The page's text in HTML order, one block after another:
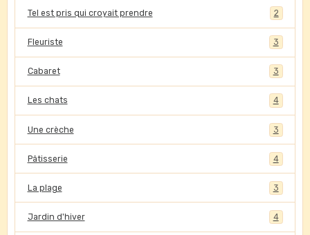
Tel est pris qui croyait prendre 2
Fleuriste 3
Cabaret 3
Les chats 4
Une crèche 3
Pâtisserie 4
La plage 3
Jardin d'hiver 4